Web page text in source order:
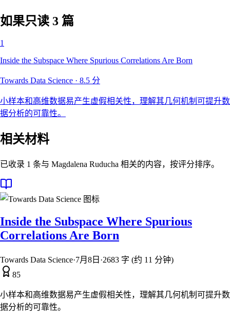
如果只读 3 篇
1
Inside the Subspace Where Spurious Correlations Are Born
Towards Data Science · 8.5 分
小样本和高维数据易产生虚假相关性，理解其几何机制可提升数
据分析的可靠性。
相关材料
已收录 1 条与 Magdalena Ruducha 相关的内容，按评分排序。
Inside the Subspace Where Spurious
Correlations Are Born
Towards Data Science·7月8日 ·2683 字 (约 11 分钟)
85
小样本和高维数据易产生虚假相关性，理解其几何机制可提升数
据分析的可靠性。